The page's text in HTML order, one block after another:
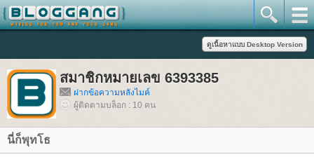
สมาชิกหมายเลข 6393385
ฝากข้อความหลังไมค์
ผู้ติดตามบล็อก : 10 คน
นี่ก็พุทโธ